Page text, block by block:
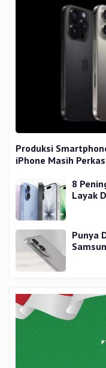
Produksi
iPhone Masih
8
Layak
Punya